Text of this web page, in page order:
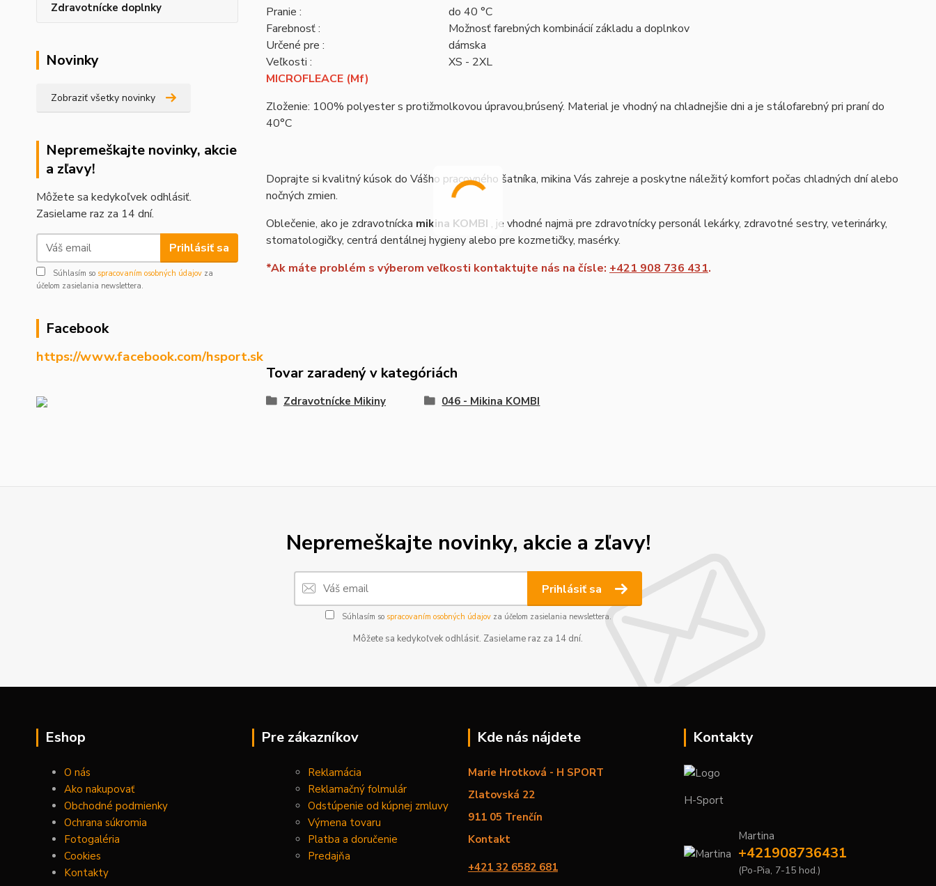
Zdravotnícke doplnky
Novinky
Zobraziť všetky novinky
Nepremeškajte novinky, akcie
a zľavy!
Môžete sa kedykoľvek odhlásiť.
Zasielame raz za 14 dní.
Prihlásiť sa
Súhlasím so spracovaním osobných údajov za
účelom zasielania newslettera.
Facebook
https://www.facebook.com/hsport.sk
Pranie :
do 40 °C
Farebnosť :
Možnosť farebných kombinácií základu a doplnkov
Určené pre :
dámska
Veľkosti :
XS - 2XL
MICROFLEACE (Mf)
Zloženie: 100% polyester s protižmolkovou úpravou,brúsený. Material je vhodný na chladnejšie dni a je stálofarebný pri praní do
40°C
Doprajte si kvalitný kúsok do Vášho pracovného šatníka, mikina Vás zahreje a poskytne náležitý komfort počas chladných dní alebo
nočných zmien.
Oblečenie, ako je zdravotnícka mikina KOMBI , je vhodné najmä pre zdravotnícky personál lekárky, zdravotné sestry, veterinárky,
stomatologičky, centrá dentálnej hygieny alebo pre kozmetičky, masérky.
*Ak máte problém s výberom veľkosti kontaktujte nás na čísle: +421 908 736 431.
Tovar zaradený v kategóriách
Zdravotnícke Mikiny 046 - Mikina KOMBI
Nepremeškajte novinky, akcie a zľavy!
Prihlásiť sa
Súhlasím so spracovaním osobných údajovza účelom zasielania newslettera.
Môžete sa kedykoľvek odhlásiť. Zasielame raz za 14 dní.
Eshop
O nás
Ako nakupovať
Obchodné podmienky
Ochrana súkromia
Fotogaléria
Cookies
Kontakty
Pre zákazníkov
Reklamácia
Reklamačný folmulár
Odstúpenie od kúpnej zmluvy
Výmena tovaru
Platba a doručenie
Predajňa
Kde nás nájdete
Marie Hrotková - H SPORT
Zlatovská 22
911 05 Trenčín
Kontakt
+421 32 6582 681
Kontakty
H-Sport
Martina
+421908736431
(Po-Pia, 7-15 hod.)